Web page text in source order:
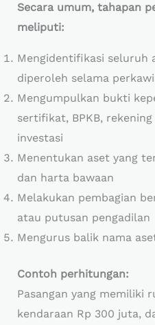
Secara umum, tahapan
meliputi:
Mengidentifikasi seluruh
diperoleh selama
Mengumpulkan bukti
sertifikat, BPKB,
investasi
Menentukan aset yang
dan harta bawaan
Melakukan pembagian
atau putusan pengadilan
Mengurus balik nama
Contoh perhitungan:
Pasangan yang memiliki
kendaraan Rp 300 juta,